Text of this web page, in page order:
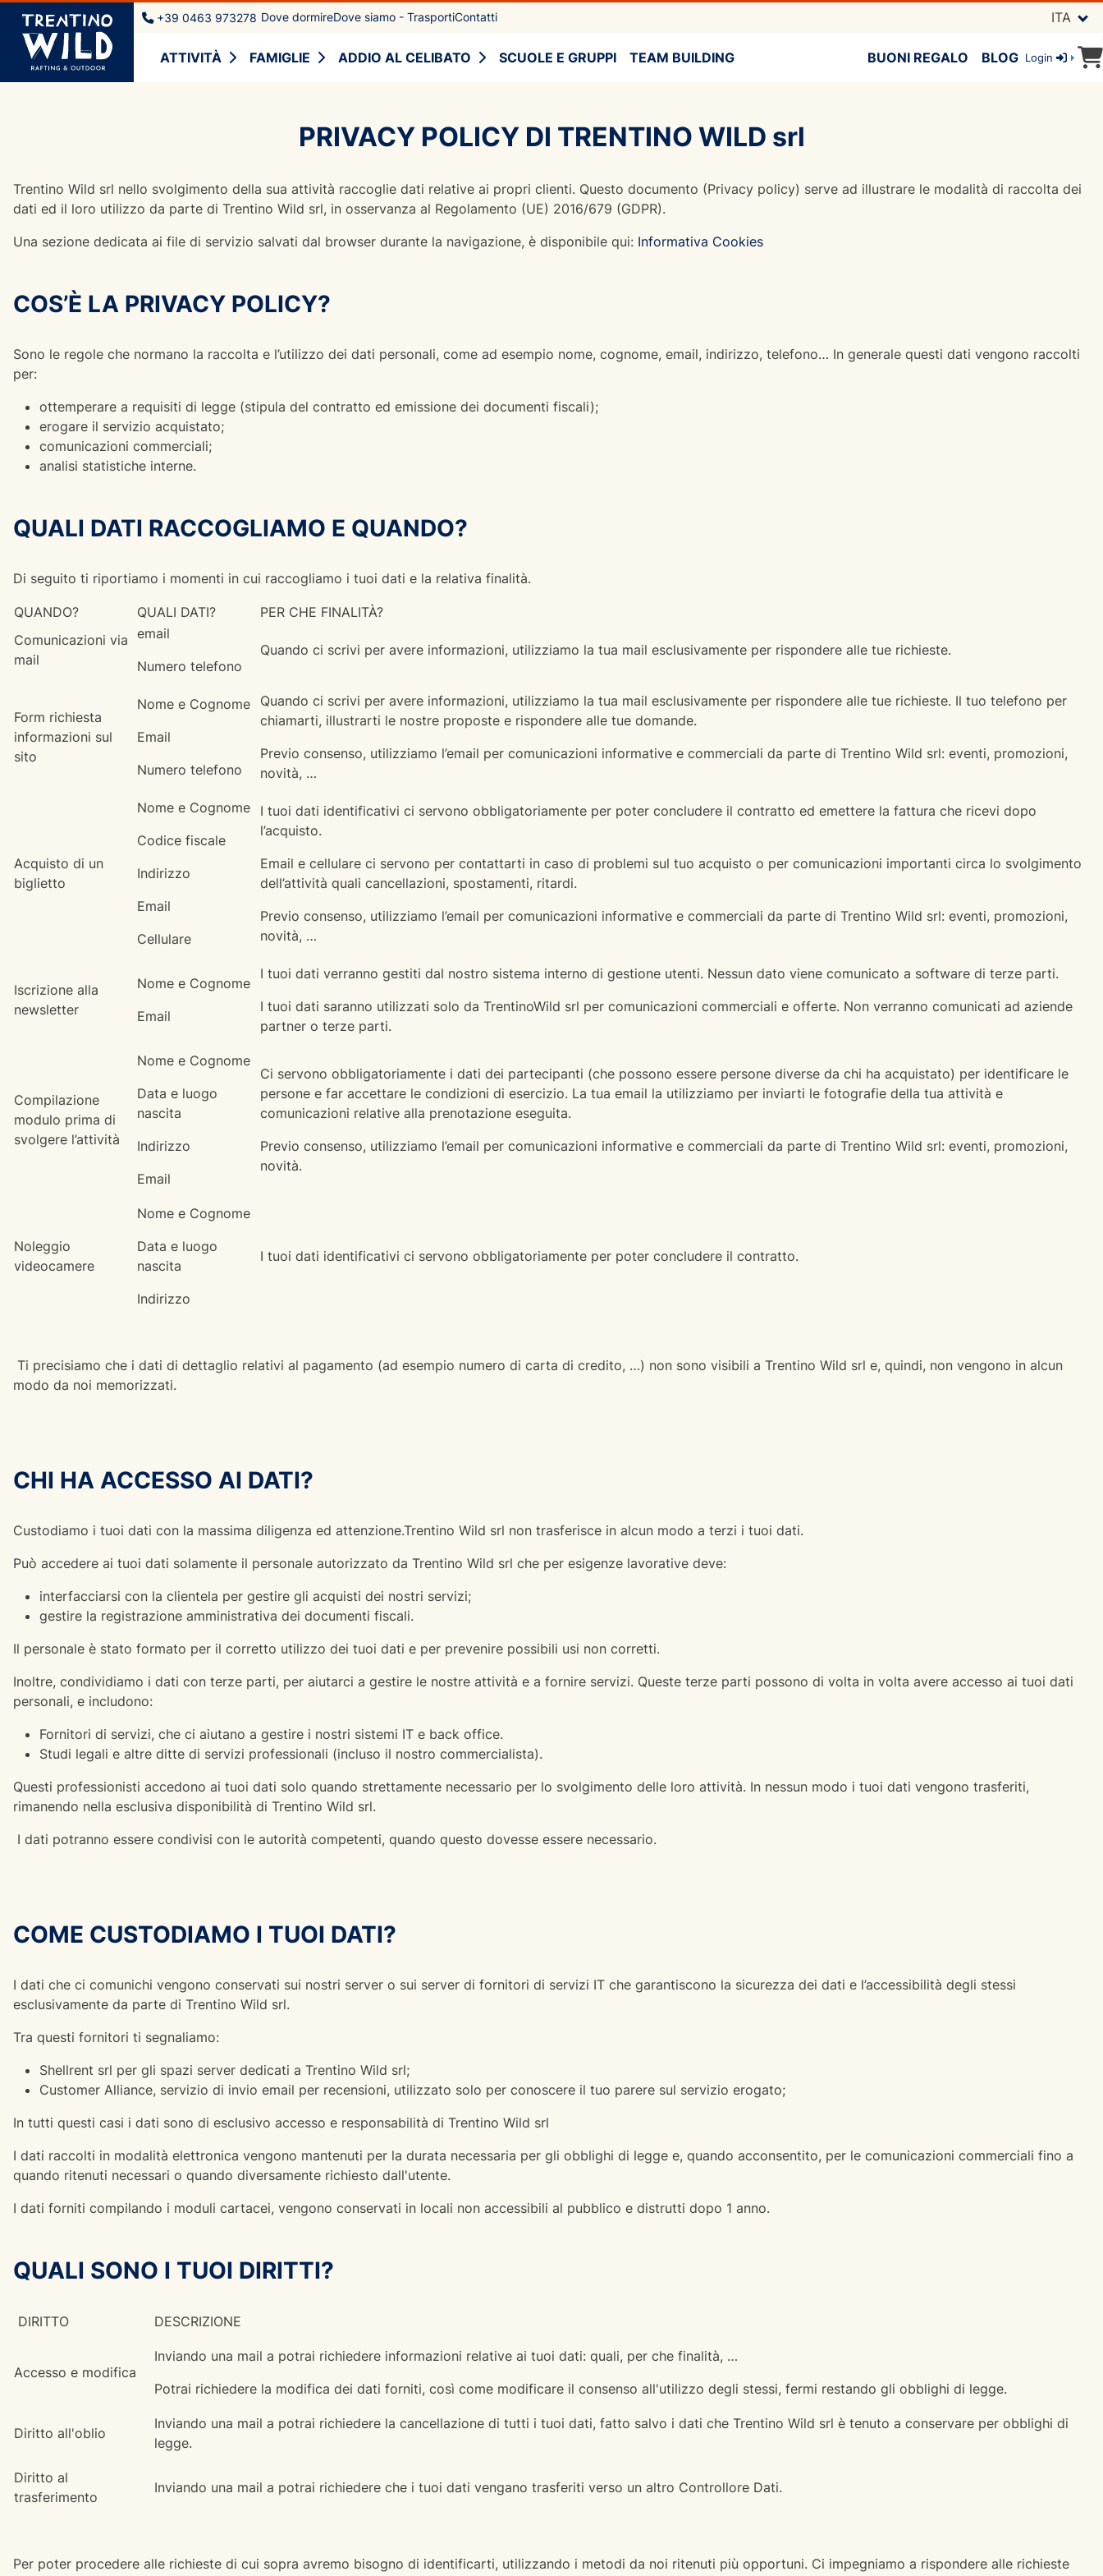
+39 0463 973278 Dove dormireDove siamo - TrasportiContatti ITA
ATTIVITÀ FAMIGLIE ADDIO AL CELIBATO SCUOLE E GRUPPI TEAM BUILDING BUONI REGALO BLOG Login
PRIVACY POLICY DI TRENTINO WILD srl
Trentino Wild srl nello svolgimento della sua attività raccoglie dati relative ai propri clienti. Questo documento (Privacy policy) serve ad illustrare le modalità di raccolta dei
dati ed il loro utilizzo da parte di Trentino Wild srl, in osservanza al Regolamento (UE) 2016/679 (GDPR).
Una sezione dedicata ai file di servizio salvati dal browser durante la navigazione, è disponibile qui: Informativa Cookies
COS’È LA PRIVACY POLICY?
Sono le regole che normano la raccolta e l’utilizzo dei dati personali, come ad esempio nome, cognome, email, indirizzo, telefono… In generale questi dati vengono raccolti
per:
ottemperare a requisiti di legge (stipula del contratto ed emissione dei documenti fiscali);
erogare il servizio acquistato;
comunicazioni commerciali;
analisi statistiche interne.
QUALI DATI RACCOGLIAMO E QUANDO?
Di seguito ti riportiamo i momenti in cui raccogliamo i tuoi dati e la relativa finalità.
QUANDO? QUALI DATI?
PER CHE FINALITÀ?
Comunicazioni via
mail
email
Numero telefono
Quando ci scrivi per avere informazioni, utilizziamo la tua mail esclusivamente per rispondere alle tue richieste.
Form richiesta
informazioni sul
sito
Nome e Cognome
Email
Numero telefono
Quando ci scrivi per avere informazioni, utilizziamo la tua mail esclusivamente per rispondere alle tue richieste. Il tuo telefono per
chiamarti, illustrarti le nostre proposte e rispondere alle tue domande.
Previo consenso, utilizziamo l’email per comunicazioni informative e commerciali da parte di Trentino Wild srl: eventi, promozioni,
novità, …
Acquisto di un
biglietto
Nome e Cognome
Codice fiscale
Indirizzo
Email
Cellulare
I tuoi dati identificativi ci servono obbligatoriamente per poter concludere il contratto ed emettere la fattura che ricevi dopo
l’acquisto.
Email e cellulare ci servono per contattarti in caso di problemi sul tuo acquisto o per comunicazioni importanti circa lo svolgimento
dell’attività quali cancellazioni, spostamenti, ritardi.
Previo consenso, utilizziamo l’email per comunicazioni informative e commerciali da parte di Trentino Wild srl: eventi, promozioni,
novità, …
Iscrizione alla
newsletter
Nome e Cognome
Email
I tuoi dati verranno gestiti dal nostro sistema interno di gestione utenti. Nessun dato viene comunicato a software di terze parti.
I tuoi dati saranno utilizzati solo da TrentinoWild srl per comunicazioni commerciali e offerte. Non verranno comunicati ad aziende
partner o terze parti.
Compilazione
modulo prima di
svolgere l’attività
Nome e Cognome
Data e luogo
nascita
Indirizzo
Email
Ci servono obbligatoriamente i dati dei partecipanti (che possono essere persone diverse da chi ha acquistato) per identificare le
persone e far accettare le condizioni di esercizio. La tua email la utilizziamo per inviarti le fotografie della tua attività e
comunicazioni relative alla prenotazione eseguita.
Previo consenso, utilizziamo l’email per comunicazioni informative e commerciali da parte di Trentino Wild srl: eventi, promozioni,
novità.
Noleggio
videocamere
Nome e Cognome
Data e luogo
nascita
Indirizzo
I tuoi dati identificativi ci servono obbligatoriamente per poter concludere il contratto.
Ti precisiamo che i dati di dettaglio relativi al pagamento (ad esempio numero di carta di credito, …) non sono visibili a Trentino Wild srl e, quindi, non vengono in alcun
modo da noi memorizzati.
CHI HA ACCESSO AI DATI?
Custodiamo i tuoi dati con la massima diligenza ed attenzione.Trentino Wild srl non trasferisce in alcun modo a terzi i tuoi dati.
Può accedere ai tuoi dati solamente il personale autorizzato da Trentino Wild srl che per esigenze lavorative deve:
interfacciarsi con la clientela per gestire gli acquisti dei nostri servizi;
gestire la registrazione amministrativa dei documenti fiscali.
Il personale è stato formato per il corretto utilizzo dei tuoi dati e per prevenire possibili usi non corretti.
Inoltre, condividiamo i dati con terze parti, per aiutarci a gestire le nostre attività e a fornire servizi. Queste terze parti possono di volta in volta avere accesso ai tuoi dati
personali, e includono:
Fornitori di servizi, che ci aiutano a gestire i nostri sistemi IT e back office.
Studi legali e altre ditte di servizi professionali (incluso il nostro commercialista).
Questi professionisti accedono ai tuoi dati solo quando strettamente necessario per lo svolgimento delle loro attività. In nessun modo i tuoi dati vengono trasferiti,
rimanendo nella esclusiva disponibilità di Trentino Wild srl.
I dati potranno essere condivisi con le autorità competenti, quando questo dovesse essere necessario.
COME CUSTODIAMO I TUOI DATI?
I dati che ci comunichi vengono conservati sui nostri server o sui server di fornitori di servizi IT che garantiscono la sicurezza dei dati e l’accessibilità degli stessi
esclusivamente da parte di Trentino Wild srl.
Tra questi fornitori ti segnaliamo:
Shellrent srl per gli spazi server dedicati a Trentino Wild srl;
Customer Alliance, servizio di invio email per recensioni, utilizzato solo per conoscere il tuo parere sul servizio erogato;
In tutti questi casi i dati sono di esclusivo accesso e responsabilità di Trentino Wild srl
I dati raccolti in modalità elettronica vengono mantenuti per la durata necessaria per gli obblighi di legge e, quando acconsentito, per le comunicazioni commerciali fino a
quando ritenuti necessari o quando diversamente richiesto dall'utente.
I dati forniti compilando i moduli cartacei, vengono conservati in locali non accessibili al pubblico e distrutti dopo 1 anno.
QUALI SONO I TUOI DIRITTI?
DIRITTO DESCRIZIONE
Accesso e modifica
Inviando una mail a potrai richiedere informazioni relative ai tuoi dati: quali, per che finalità, …
Potrai richiedere la modifica dei dati forniti, così come modificare il consenso all'utilizzo degli stessi, fermi restando gli obblighi di legge.
Diritto all'oblio
Inviando una mail a potrai richiedere la cancellazione di tutti i tuoi dati, fatto salvo i dati che Trentino Wild srl è tenuto a conservare per obblighi di
legge.
Diritto al
trasferimento
Inviando una mail a potrai richiedere che i tuoi dati vengano trasferiti verso un altro Controllore Dati.
Per poter procedere alle richieste di cui sopra avremo bisogno di identificarti, utilizzando i metodi da noi ritenuti più opportuni. Ci impegniamo a rispondere alle richieste